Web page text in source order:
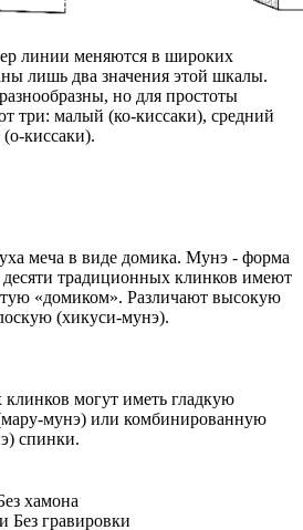
линии меняются в широких
лишь два значения этой шкалы.
но для простоты
три: малый (ко-киссаки), средний
киссаки).
меча в виде домика. Мунэ - форма
десяти традиционных клинков имеют
«домиком». Различают высокую
(хикуси-мунэ).
могут иметь гладкую
мунэ) или комбинированную
спинки.
хамона
Без гравировки